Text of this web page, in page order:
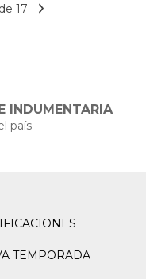
de 17
INDUMENTARIA
país
TEMPORADA